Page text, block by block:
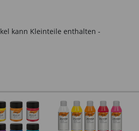
kann Kleinteile enthalten -